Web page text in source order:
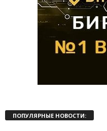
ПОПУЛЯРНЫЕ НОВОСТИ: